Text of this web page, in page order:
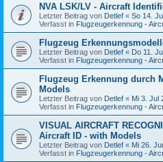
NVA LSK/LV - Aircraft
Letzter Beitrag von Detlef « So 14.
Verfasst in Flugzeugerkennung -
Flugzeug
Letzter Beitrag von Detlef « Do 11.
Verfasst in Flugzeugerkennung -
Flugzeug Erkennung durch
Models
Letzter Beitrag von Detlef « Mi 3. Jul
Verfasst in Flugzeugerkennung -
VISUAL AIRCRAFT
Aircraft ID - with Models
Letzter Beitrag von Detlef « Mi 26.
Verfasst in Flugzeugerkennung -